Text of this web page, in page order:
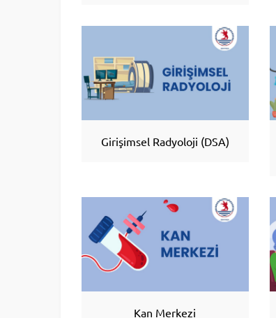
Girişimsel Radyoloji (DSA)
Kan Merkezi